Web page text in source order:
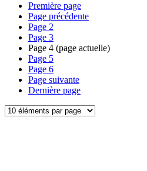
Première page
Page précédente
Page 2
Page 3
Page 4 (page actuelle)
Page 5
Page 6
Page suivante
Dernière page